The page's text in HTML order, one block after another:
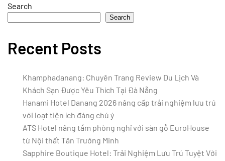
Search
Search
Recent Posts
Khamphadanang: Chuyên Trang Review Du Lịch Và
Khách Sạn Được Yêu Thích Tại Đà Nẵng
Hanami Hotel Danang 2026 nâng cấp trải nghiệm lưu trú
với loạt tiện ích đáng chú ý
ATS Hotel nâng tầm phòng nghỉ với sàn gỗ EuroHouse
từ Nội thất Tân Trường Minh
Sapphire Boutique Hotel: Trải Nghiệm Lưu Trú Tuyệt Vời